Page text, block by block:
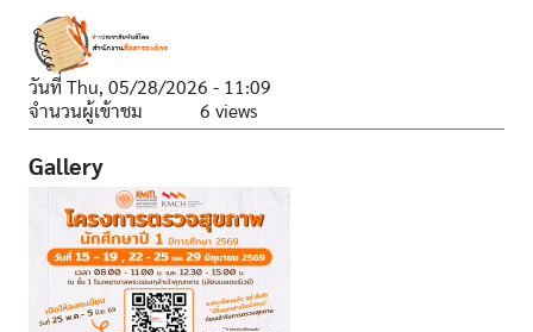
วันที่ Thu, 05/28/2026 - 11:09
จำนวนผู้เข้าชม
6 views
Gallery